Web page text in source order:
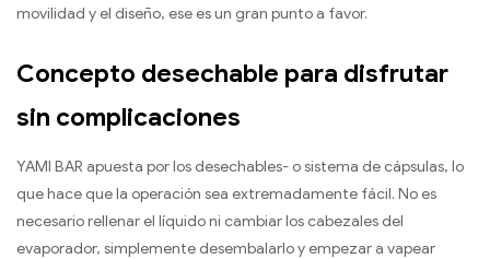
movilidad y el diseño, ese es un gran punto a favor.
Concepto desechable para disfrutar
sin complicaciones
YAMI BAR apuesta por los desechables- o sistema de cápsulas, lo
que hace que la operación sea extremadamente fácil. No es
necesario rellenar el líquido ni cambiar los cabezales del
evaporador, simplemente desembalarlo y empezar a vapear